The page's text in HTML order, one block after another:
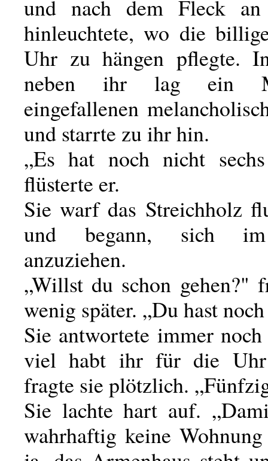
und nach dem Fleck
hinleuchtete, wo die
Uhr zu hängen pflegte.
neben ihr lag ein
eingefallenen
und starrte zu ihr hin.
„Es hat noch nicht
flüsterte er.
Sie warf das Streichholz
und begann, sich
anzuziehen.
„Willst du schon gehen?"
wenig später. „Du hast
Sie antwortete immer
viel habt ihr für die Uhr
fragte sie plötzlich.
Sie lachte hart auf.
wahrhaftig keine